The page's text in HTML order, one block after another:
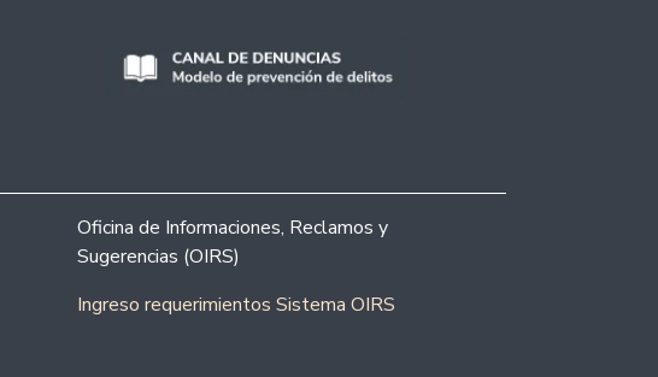
Oficina de Informaciones, Reclamos y
Sugerencias (OIRS)
Ingreso requerimientos Sistema OIRS